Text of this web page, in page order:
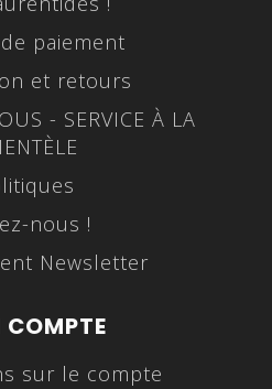
paiement
et retours
- SERVICE À LA
nous !
Newsletter
sur le compte